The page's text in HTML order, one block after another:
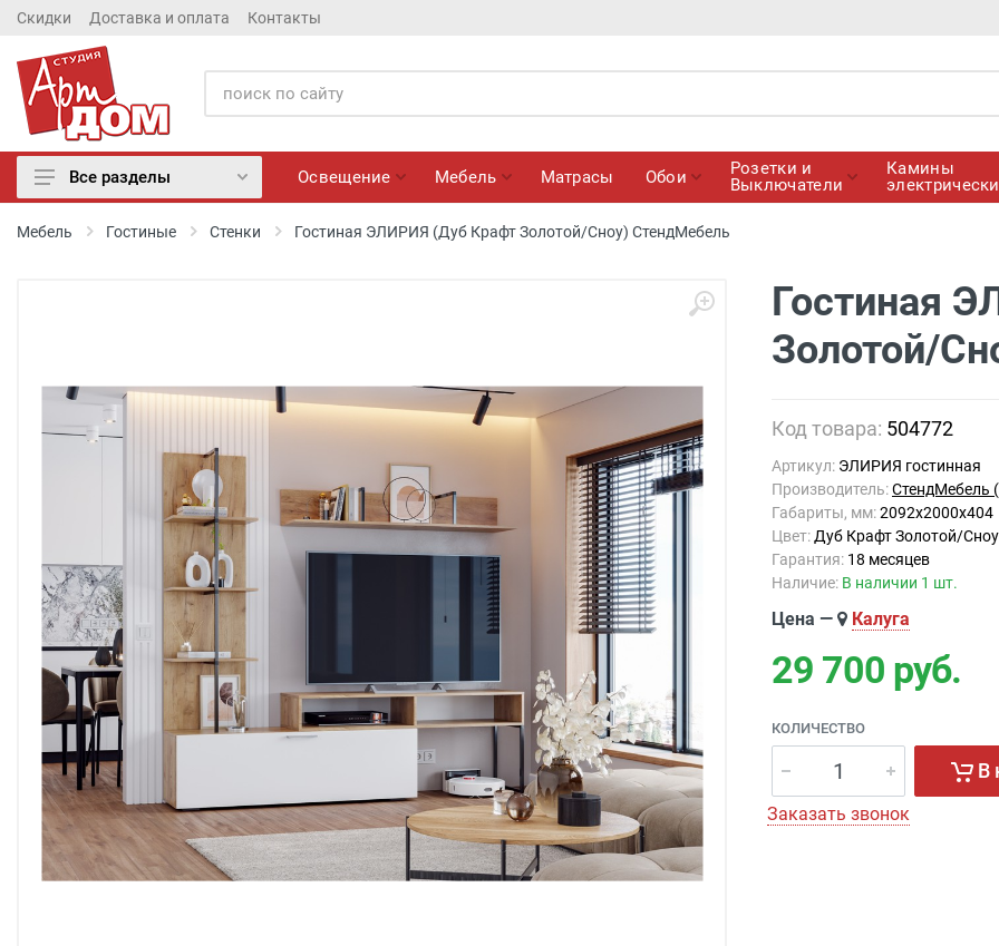
Скидки Доставка и оплата Контакты
Камины электрические
Настенные панно, Вазы
Отделочные материалы
Для дачи и дома
Охранные системы
РАСПРОДАЖА
Все разделы Освещение Мебель Матрасы Обои
Розетки и
Выключатели
Камины
Мебель Гостиные Стенки Гостиная ЭЛИРИЯ (Дуб Крафт Золотой/Сноу) СтендМебель
Гостиная
Золотой/
Код товара: 504772
Артикул: ЭЛИРИЯ гостинная
Производитель:СтендМебель
Габариты, мм:2092х2000х404
Цвет: Дуб Крафт Золотой/Сноу
Гарантия: 18 месяцев
Наличие: В наличии 1 шт.
Цена — Калуга
29 700 руб.
КОЛИЧЕСТВО
В
Заказать звонок